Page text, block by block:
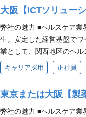
ント経験（PM） アピール
まで、一気通貫した幅広
大阪【ICTソリュー
弊社の魅力 ■ヘルスケア業
生。安定した経営基盤で
業として、関西地区のヘ
の活動が中心で、既存の
れらのミッション達成に
ョン（資料作成含む）・
レーションの営業経験 ア
キャリア採用 正社員
東京または大阪【製
弊社の魅力 ■ヘルスケア業